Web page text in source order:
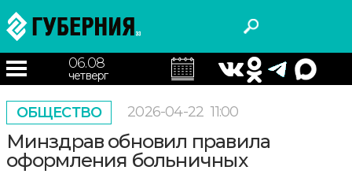
06.08
четверг
ОБЩЕСТВО 2026-04-22 11:00
Минздрав обновил правила
оформления больничных